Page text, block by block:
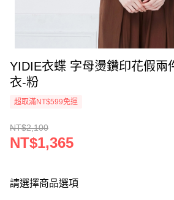
YIDIE衣蝶 字母燙鑽印花假兩
衣-粉
超取滿NT$599免運
NT$2,100
NT$1,365
請選擇商品選項